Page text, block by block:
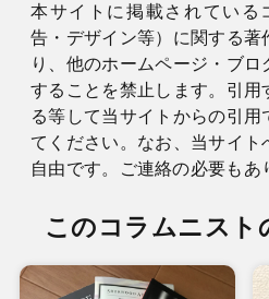
本サイトに掲載されている
告・デザイン等）に関する著
り、他のホームページ・ブロ
することを禁止します。引
る等して当サイトからの引
てください。なお、当サイ
自由です。ご連絡の必要もあ
このコラムニスト